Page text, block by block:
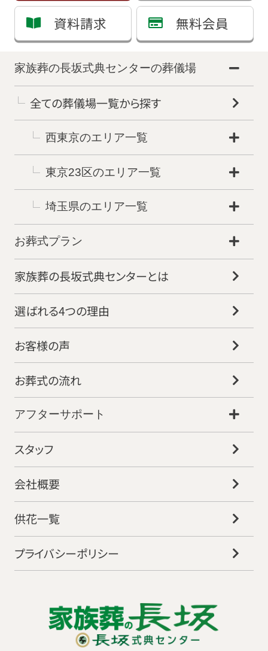
資料請求 無料会員
家族葬の長坂式典センターの葬儀場
全ての葬儀場一覧から探す
西東京のエリア一覧
東京23区のエリア一覧
埼玉県のエリア一覧
お葬式プラン
家族葬の長坂式典センターとは
選ばれる4つの理由
お客様の声
お葬式の流れ
アフターサポート
スタッフ
会社概要
供花一覧
プライバシーポリシー